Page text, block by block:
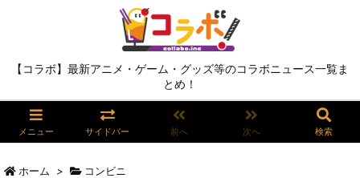
【コラボ】最新アニメ・ゲーム・グッズ等のコラボニュース一覧ま
とめ！
メニュー サイドバー 前へ 次へ 検索
ホーム > コンビニ